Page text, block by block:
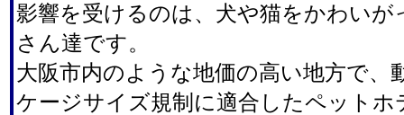
影響を受けるのは、犬や猫をかわいが
さん達です。
大阪市内のような地価の高い地方で、
ケージサイズ規制に適合したペットホ